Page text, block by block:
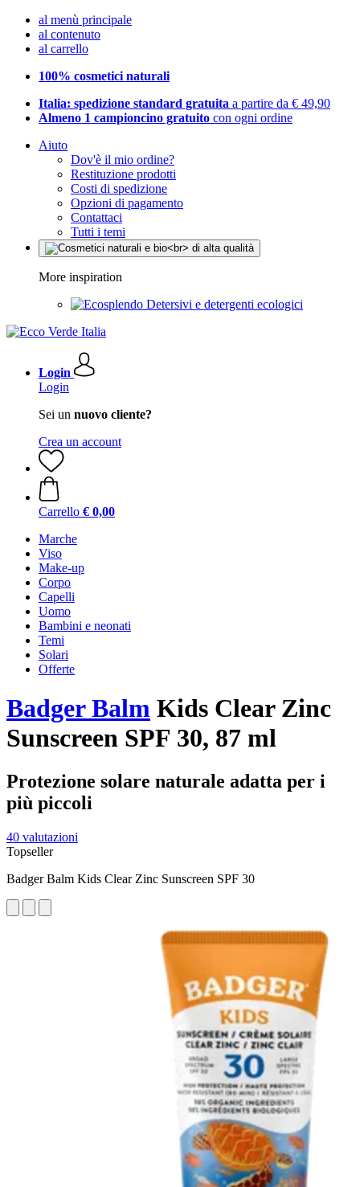
al menù principale
al contenuto
al carrello
100% cosmetici naturali
Italia: spedizione standard gratuita a partire da € 49,90
Almeno 1 campioncino gratuito con ogni ordine
Aiuto
Dov'è il mio ordine?
Restituzione prodotti
Costi di spedizione
Opzioni di pagamento
Contattaci
Tutti i temi
More inspiration
Detersivi e detergenti ecologici
Login
Login
Sei un nuovo cliente?
Crea un account
Carrello € 0,00
Marche
Viso
Make-up
Corpo
Capelli
Uomo
Bambini e neonati
Temi
Solari
Offerte
Badger Balm Kids Clear Zinc
Sunscreen SPF 30, 87 ml
Protezione solare naturale adatta per i
più piccoli
40 valutazioni
Topseller
Badger Balm Kids Clear Zinc Sunscreen SPF 30